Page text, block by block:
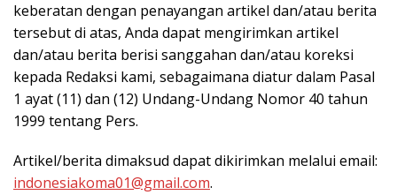
keberatan dengan penayangan artikel dan/atau berita
tersebut di atas, Anda dapat mengirimkan artikel
dan/atau berita berisi sanggahan dan/atau koreksi
kepada Redaksi kami, sebagaimana diatur dalam Pasal
1 ayat (11) dan (12) Undang-Undang Nomor 40 tahun
1999 tentang Pers.
Artikel/berita dimaksud dapat dikirimkan melalui email:
indonesiakoma01@gmail.com.